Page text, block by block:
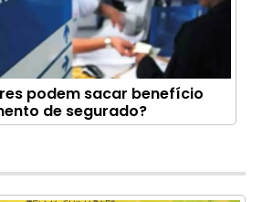
podem sacar benefício
de segurado?